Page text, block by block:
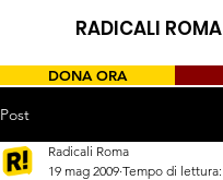
RADICALI ROMA
DONA ORA
Post
Radicali Roma
19 mag 2009 Tempo di